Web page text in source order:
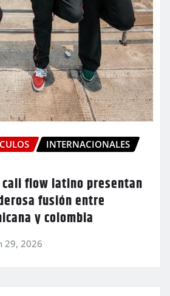
INTERNACIONALES
flow latino presentan
fusión entre
y colombia
29, 2026